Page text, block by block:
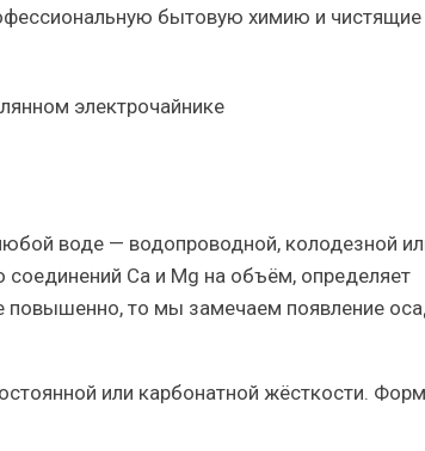
бытовую химию и чистящие
электрочайнике
воде — водопроводной, колодезной
соединений Ca и Mg на объём, определяет
повышенно, то мы замечаем появление
или карбонатной жёсткости.